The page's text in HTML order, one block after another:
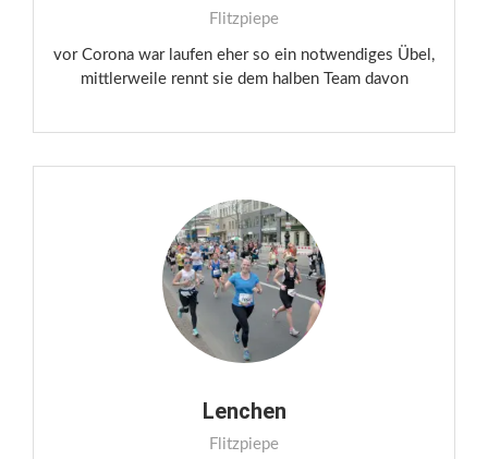
Flitzpiepe
vor Corona war laufen eher so ein notwendiges Übel,
mittlerweile rennt sie dem halben Team davon
Lenchen
Flitzpiepe